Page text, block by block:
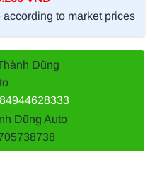
to market prices
số lượng